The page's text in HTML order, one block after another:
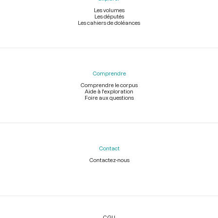
Les volumes
Les députés
Les cahiers de doléances
Comprendre
Comprendre le corpus
Aide à l'exploration
Foire aux questions
Contact
Contactez-nous
Légal